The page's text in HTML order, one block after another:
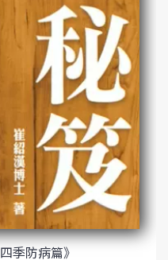
季防病篇》